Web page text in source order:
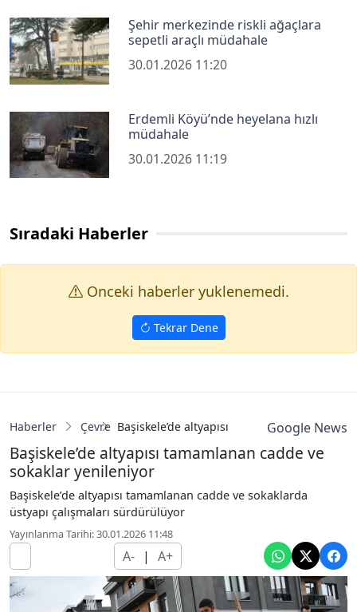
Şehir merkezinde riskli ağaçlara
sepetli araçlı müdahale
30.01.2026 11:20
Erdemli Köyü’nde heyelana hızlı
müdahale
30.01.2026 11:19
Sıradaki Haberler
Onceki haberler yuklenemedi.
Tekrar Dene
Haberler Çevre Başiskele’de altyapısı tamamlanan cadde
Google News
Başiskele’de altyapısı tamamlanan cadde ve
sokaklar yenileniyor
Başiskele’de altyapısı tamamlanan cadde ve sokaklarda
üstyapı çalışmaları sürdürülüyor
Yayınlanma Tarihi: 30.01.2026 11:48
A- | A+